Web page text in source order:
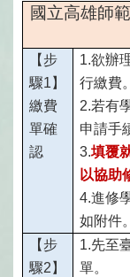
國立高雄師
【步
驟1】
繳費
單確
認
1.欲辦
行繳費。
2.若有
申請手
3.填覆
以協助
4.進修
如附件。
【步
驟2】
1.先至
單。